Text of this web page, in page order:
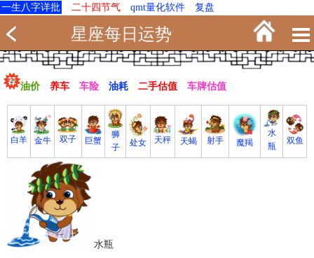
一生八字详批 二十四节气 qmt量化软件 复盘
星座每日运势
油价 养车 车险 油耗 二手估值 车牌估值
白羊 金牛 双子 巨蟹
狮
子
处女 天秤 天蝎 射手 魔羯
水
瓶
双鱼
水瓶